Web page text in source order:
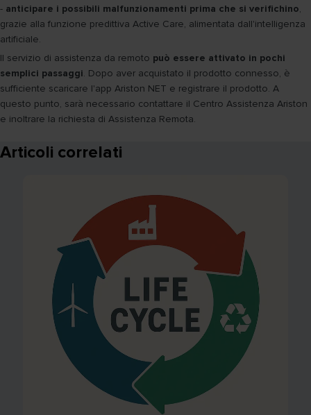
- anticipare i possibili malfunzionamenti prima che si verifichino,
grazie alla funzione predittiva Active Care, alimentata dall'intelligenza
artificiale.
Il servizio di assistenza da remoto può essere attivato in pochi
semplici passaggi. Dopo aver acquistato il prodotto connesso, è
sufficiente scaricare l'app Ariston NET e registrare il prodotto. A
questo punto, sarà necessario contattare il Centro Assistenza Ariston
e inoltrare la richiesta di Assistenza Remota.
Articoli correlati